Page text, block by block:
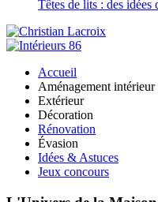
Têtes de lits : des
Accueil
Aménagement intérieur
Extérieur
Décoration
Rénovation
Évasion
Idées & Astuces
Jeux concours